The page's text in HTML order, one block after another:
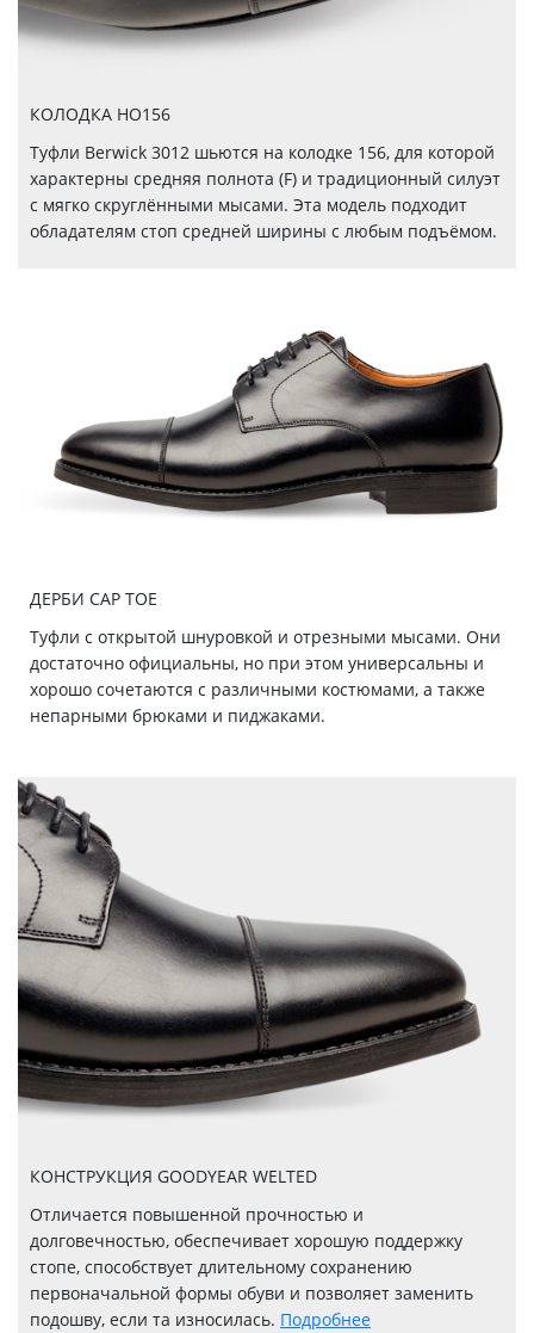
КОЛОДКА HO156
Туфли Berwick 3012 шьются на колодке 156, для которой
характерны средняя полнота (F) и традиционный силуэт
с мягко скруглёнными мысами. Эта модель подходит
обладателям стоп средней ширины с любым подъёмом.
ДЕРБИ CAP TOE
Туфли с открытой шнуровкой и отрезными мысами. Они
достаточно официальны, но при этом универсальны и
хорошо сочетаются c различными костюмами, а также
непарными брюками и пиджаками.
КОНСТРУКЦИЯ GOODYEAR WELTED
Отличается повышенной прочностью и
долговечностью, обеспечивает хорошую поддержку
стопе, способствует длительному сохранению
первоначальной формы обуви и позволяет заменить
подошву, если та износилась. Подробнее